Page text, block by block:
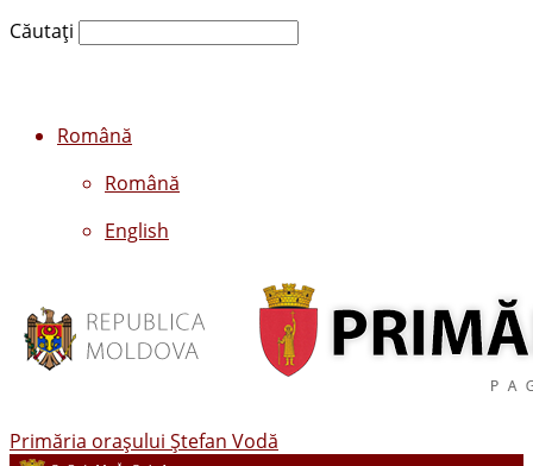
Căutați
Română
Română
English
Primăria oraşului Ştefan Vodă